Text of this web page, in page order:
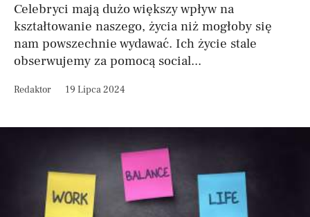
Celebryci mają dużo większy wpływ na
kształtowanie naszego, życia niż mogłoby się
nam powszechnie wydawać. Ich życie stale
obserwujemy za pomocą social...
Redaktor 19 Lipca 2024